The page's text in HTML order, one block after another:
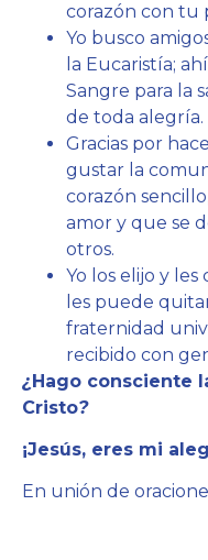
corazón con tu
Yo busco
la Eucaristía;
Sangre para la
de toda alegría.
Gracias por
gustar la
corazón
amor y que se
otros.
Yo los elijo y
les puede
fraternidad
recibido con
¿Hago consciente
Cristo?
¡Jesús, eres mi
En unión de